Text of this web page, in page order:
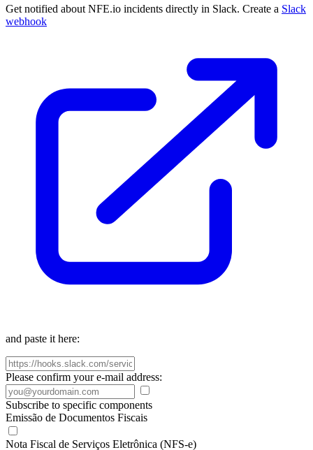
Get notified about NFE.io incidents directly in Slack. Create a Slack
webhook
and paste it here:
Please confirm your e-mail address:
Subscribe to specific components
Emissão de Documentos Fiscais
Nota Fiscal de Serviços Eletrônica (NFS-e)